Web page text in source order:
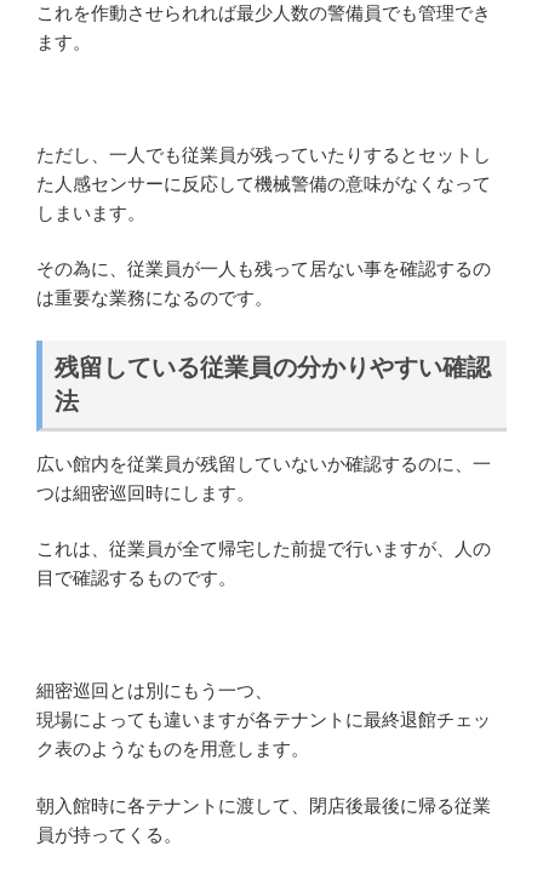
これを作動させられれば最少人数の警備員でも管理でき
ます。
ただし、一人でも従業員が残っていたりするとセットし
た人感センサーに反応して機械警備の意味がなくなって
しまいます。
その為に、従業員が一人も残って居ない事を確認するの
は重要な業務になるのです。
残留している従業員の分かりやすい確認
法
広い館内を従業員が残留していないか確認するのに、一
つは細密巡回時にします。
これは、従業員が全て帰宅した前提で行いますが、人の
目で確認するものです。
細密巡回とは別にもう一つ、
現場によっても違いますが各テナントに最終退館チェッ
ク表のようなものを用意します。
朝入館時に各テナントに渡して、閉店後最後に帰る従業
員が持ってくる。